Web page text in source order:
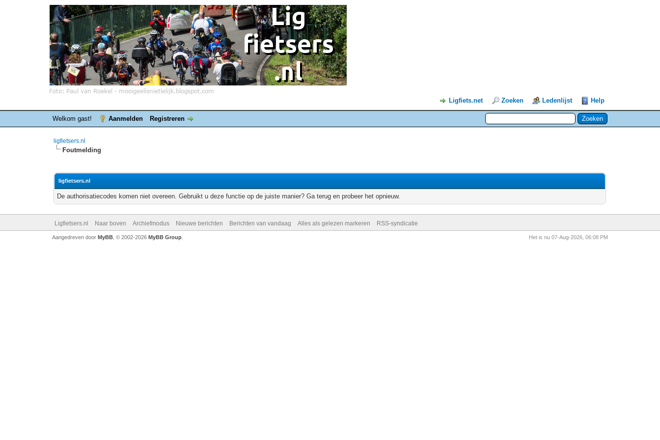
Ligfiets.net Zoeken Ledenlijst Help
Welkom gast! Aanmelden Registreren
ligfietsers.nl
Foutmelding
ligfietsers.nl
De authorisatiecodes komen niet overeen. Gebruikt u deze functie op de juiste manier? Ga terug en probeer het opnieuw.
Ligfietsers.nl Naar boven Archiefmodus Nieuwe berichten Berichten van vandaag Alles als gelezen markeren RSS-syndicatie
Het is nu 07-Aug-2026, 06:08 PM
Aangedreven door MyBB, © 2002-2026 MyBB Group.